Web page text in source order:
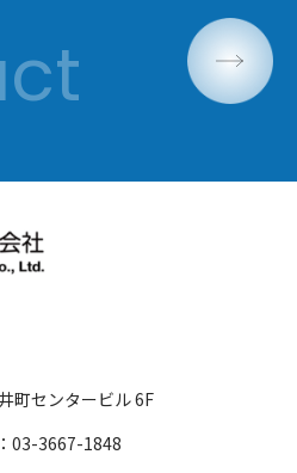
町センタービル 6F
03-3667-1848